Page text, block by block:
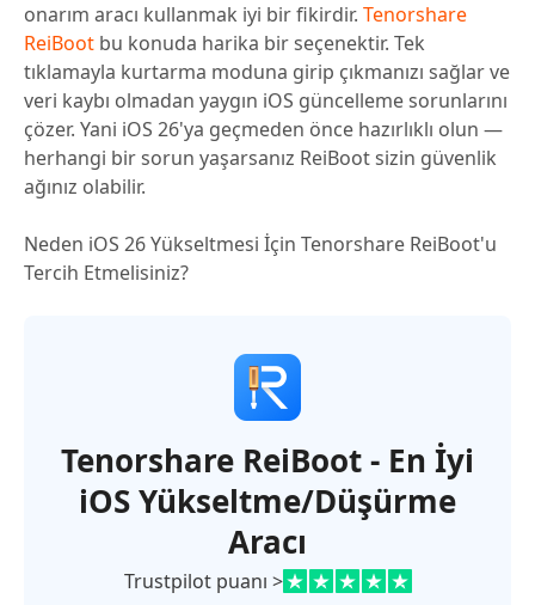
onarım aracı kullanmak iyi bir fikirdir. Tenorshare
ReiBoot bu konuda harika bir seçenektir. Tek
tıklamayla kurtarma moduna girip çıkmanızı sağlar ve
veri kaybı olmadan yaygın iOS güncelleme sorunlarını
çözer. Yani iOS 26'ya geçmeden önce hazırlıklı olun —
herhangi bir sorun yaşarsanız ReiBoot sizin güvenlik
ağınız olabilir.
Neden iOS 26 Yükseltmesi İçin Tenorshare ReiBoot'u
Tercih Etmelisiniz?
Tenorshare ReiBoot - En İyi
iOS Yükseltme/Düşürme
Aracı
Trustpilot puanı >